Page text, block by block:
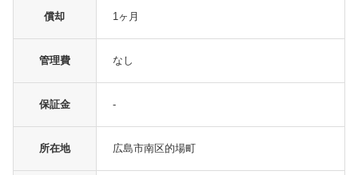
償却 1ヶ月
管理費 なし
保証金 -
所在地 広島市南区的場町